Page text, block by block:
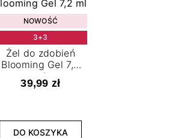
NOWOŚĆ
3+3
Żel do zdobień
Blooming Gel 7,2
ml
39,99 zł
DO KOSZYKA